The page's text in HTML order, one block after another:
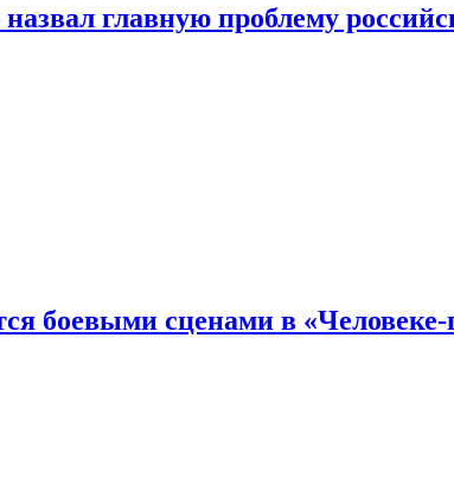
главную проблему
боевыми сценами в «Человеке-